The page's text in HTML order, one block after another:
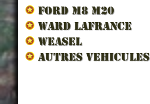
FORD M8 M20
WARD LAFRANCE
WEASEL
AUTRES VEHICULES